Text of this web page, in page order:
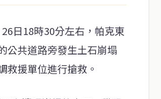
日18時30分左右，帕克東
公共道路旁發生土石崩塌
救援單位進行搶救。